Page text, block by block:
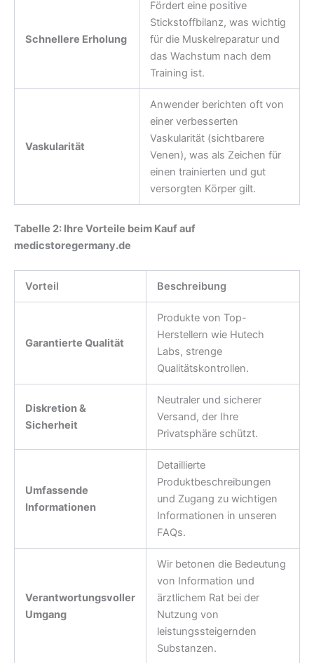
Schnellere Erholung
Fördert eine positive
Stickstoffbilanz, was wichtig
für die Muskelreparatur und
das Wachstum nach dem
Training ist.
Vaskularität
Anwender berichten oft von
einer verbesserten
Vaskularität (sichtbarere
Venen), was als Zeichen für
einen trainierten und gut
versorgten Körper gilt.
Tabelle 2: Ihre Vorteile beim Kauf auf
medicstoregermany.de
Vorteil Beschreibung
Garantierte Qualität
Produkte von Top-
Herstellern wie Hutech
Labs, strenge
Qualitätskontrollen.
Diskretion &
Sicherheit
Neutraler und sicherer
Versand, der Ihre
Privatsphäre schützt.
Umfassende
Informationen
Detaillierte
Produktbeschreibungen
und Zugang zu wichtigen
Informationen in unseren
FAQs.
Verantwortungsvoller
Umgang
Wir betonen die Bedeutung
von Information und
ärztlichem Rat bei der
Nutzung von
leistungssteigernden
Substanzen.